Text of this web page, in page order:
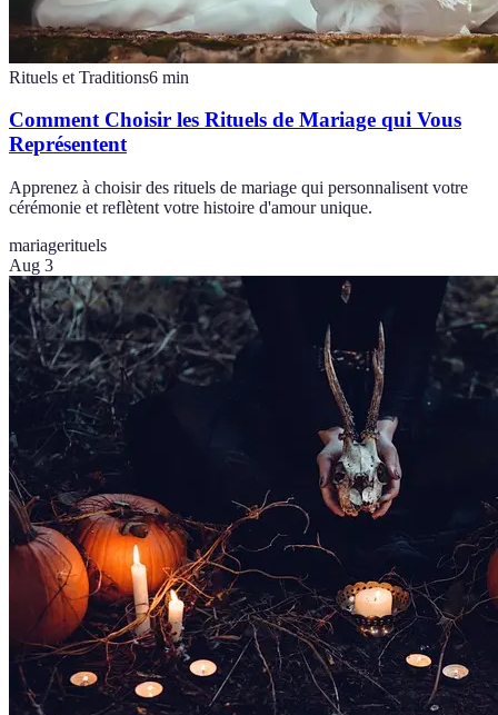
Rituels et Traditions6 min
Comment Choisir les Rituels de Mariage qui Vous
Représentent
Apprenez à choisir des rituels de mariage qui personnalisent votre
cérémonie et reflètent votre histoire d'amour unique.
mariagerituels
Aug 3